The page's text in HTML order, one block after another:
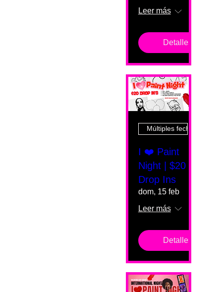
Leer más
Detalles
Múltiples fechas
I ❤️ Paint
Night | $20
Drop Ins
dom, 15 feb
Leer más
Detalles